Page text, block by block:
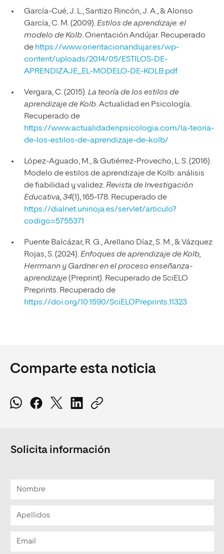
García-Cué, J. L., Santizo Rincón, J. A., & Alonso
García, C. M. (2009).Estilos de aprendizaje: el
modelo de Kolb. Orientación Andújar. Recuperado
de https://www.orientacionandujar.es/wp-
content/uploads/2014/05/ESTILOS-DE-
APRENDIZAJE_EL-MODELO-DE-KOLB.pdf
Vergara, C. (2015).La teoría de los estilos de
aprendizaje de Kolb. Actualidad en Psicología.
Recuperado de
https://www.actualidadenpsicologia.com/la-teoria-
de-los-estilos-de-aprendizaje-de-kolb/
López-Aguado, M., & Gutiérrez-Provecho, L. S. (2016).
Modelo de estilos de aprendizaje de Kolb: análisis
de fiabilidad y validez.Revista de Investigación
Educativa, 34(1), 165-178. Recuperado de
https://dialnet.unirioja.es/servlet/articulo?
codigo=5755371
Puente Balcázar, R. G., Arellano Díaz, S. M., & Vázquez
Rojas, S. (2024).Enfoques de aprendizaje de Kolb,
Herrmann y Gardner en el proceso enseñanza-
aprendizaje(Preprint). Recuperado de SciELO
Preprints. Recuperado de
https://doi.org/10.1590/SciELOPreprints.11323
Comparte esta noticia
Solicita información